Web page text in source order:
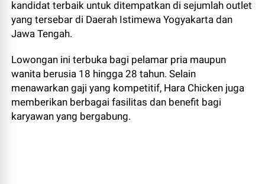
kandidat terbaik untuk ditempatkan di sejumlah outlet
yang tersebar di Daerah Istimewa Yogyakarta dan
Jawa Tengah.
Lowongan ini terbuka bagi pelamar pria maupun
wanita berusia 18 hingga 28 tahun. Selain
menawarkan gaji yang kompetitif, Hara Chicken juga
memberikan berbagai fasilitas dan benefit bagi
karyawan yang bergabung.